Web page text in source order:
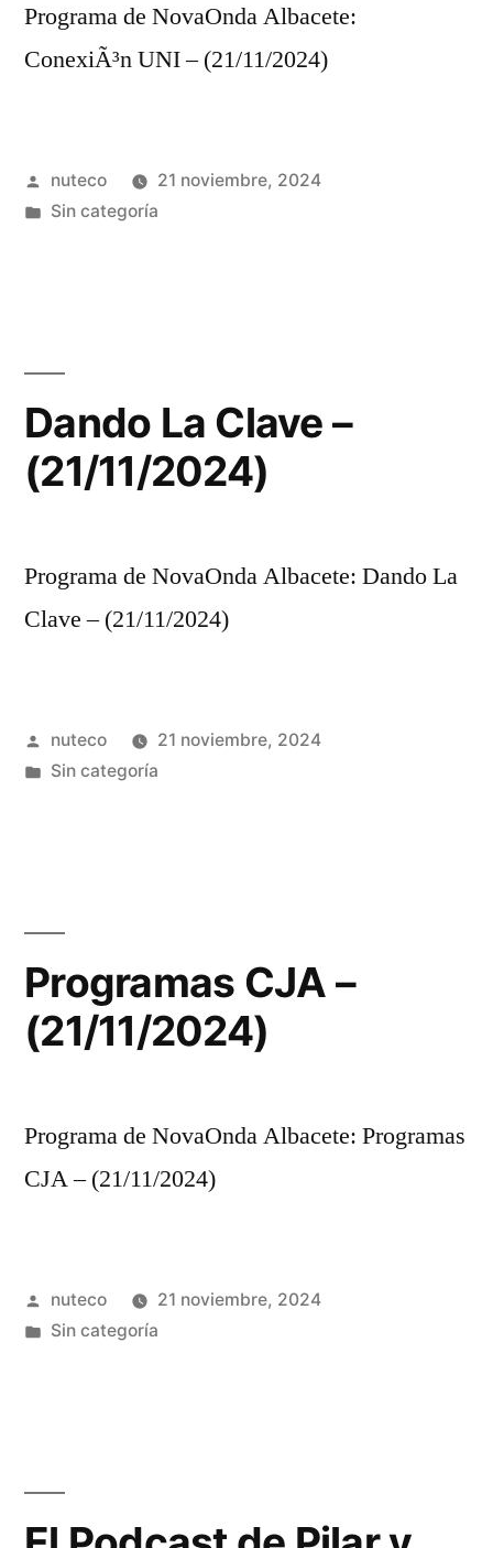
Programa de NovaOnda Albacete:
ConexiÃ³n UNI – (21/11/2024)
Publicada
por
nuteco
21 noviembre, 2024
Publicada
Sin categoría
Dando La Clave –
(21/11/2024)
Programa de NovaOnda Albacete: Dando La
Clave – (21/11/2024)
Publicada
por
nuteco
21 noviembre, 2024
Publicada
Sin categoría
Programas CJA –
(21/11/2024)
Programa de NovaOnda Albacete: Programas
CJA – (21/11/2024)
Publicada
por
nuteco
21 noviembre, 2024
Publicada
Sin categoría